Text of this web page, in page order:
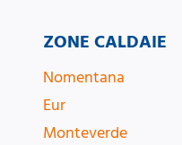
ZONE CALDAIE
Nomentana
Eur
Monteverde